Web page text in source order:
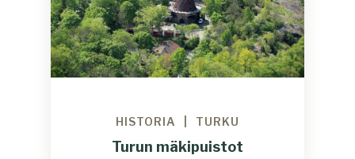
HISTORIA TURKU
Turun mäkipuistot